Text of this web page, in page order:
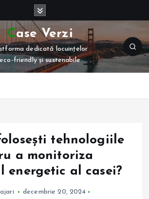
Case Verzi
dedicată locuințelor
eco-friendly și sustenabile
tehnologiile
a monitoriza
energetic al casei?
decembrie 20, 2024